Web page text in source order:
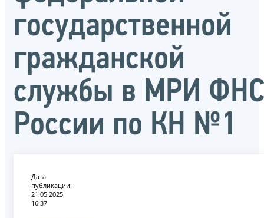
государственной
гражданской
службы в МРИ
России по КН №1
Дата
публикации:
21.05.2025
16:37